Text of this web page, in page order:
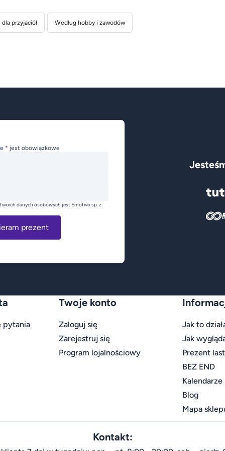
przyjaciół Według hobby i zawodów
* jest obowiązkowe
danych osobowych jest Emotivo sp. z
prezent
pytania
Twoje konto
Zaloguj się
Zarejestruj się
Program lojalnościowy
Jak to
Jak
Prezent
BEZ END
Kalendarze
Blog
Mapa
Kontakt: